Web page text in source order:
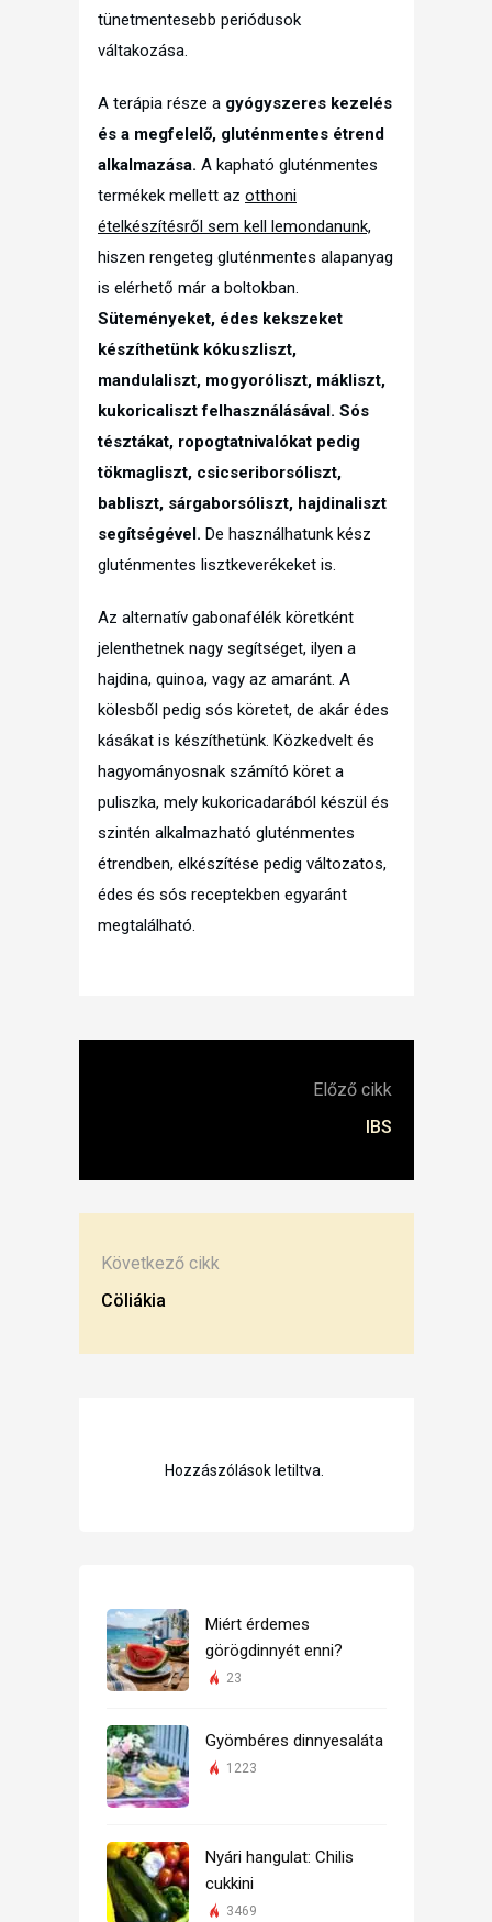
tünetmentesebb periódusok
váltakozása.
A terápia része a gyógyszeres kezelés
és a megfelelő, gluténmentes étrend
alkalmazása. A kapható gluténmentes
termékek mellett az otthoni
ételkészítésről sem kell lemondanunk,
hiszen rengeteg gluténmentes alapanyag
is elérhető már a boltokban.
Süteményeket, édes kekszeket
készíthetünk kókuszliszt,
mandulaliszt, mogyoróliszt, mákliszt,
kukoricaliszt felhasználásával. Sós
tésztákat, ropogtatnivalókat pedig
tökmagliszt, csicseriborsóliszt,
babliszt, sárgaborsóliszt, hajdinaliszt
segítségével. De használhatunk kész
gluténmentes lisztkeverékeket is.
Az alternatív gabonafélék köretként
jelenthetnek nagy segítséget, ilyen a
hajdina, quinoa, vagy az amaránt. A
kölesből pedig sós köretet, de akár édes
kásákat is készíthetünk. Közkedvelt és
hagyományosnak számító köret a
puliszka, mely kukoricadarából készül és
szintén alkalmazható gluténmentes
étrendben, elkészítése pedig változatos,
édes és sós receptekben egyaránt
megtalálható.
Előző cikk
IBS
Következő cikk
Cöliákia
Hozzászólások letiltva.
Miért érdemes
görögdinnyét enni?
23
Gyömbéres dinnyesaláta
1223
Nyári hangulat: Chilis
cukkini
3469